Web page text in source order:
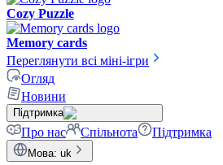
Cozy Puzzle
Memory cards
Переглянути всі міні-ігри
Огляд
Новини
Підтримка
Про нас Спільнота Підтримка
Мова: uk